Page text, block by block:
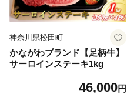
神奈川県松田町
かながわブランド【足柄牛】
サーロインステーキ1kg
46,000円